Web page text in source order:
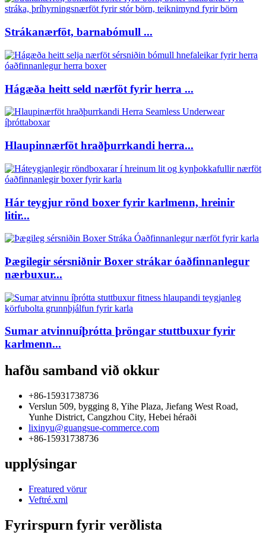
Strákanærföt, barnabómull ...
Hágæða heitt seld nærföt fyrir herra ...
Hlaupinnærföt hraðþurrkandi herra...
Hár teygjur rönd boxer fyrir karlmenn, hreinir
litir...
Þægilegir sérsniðnir Boxer strákar óaðfinnanlegur
nærbuxur...
Sumar atvinnuíþrótta þröngar stuttbuxur fyrir
karlmenn...
hafðu samband við okkur
+86-15931738736
Verslun 509, bygging 8, Yihe Plaza, Jiefang West Road,
Yunhe District, Cangzhou City, Hebei héraði
lixinyu@guangsue-commerce.com
+86-15931738736
upplýsingar
Freatured vörur
Veftré.xml
Fyrirspurn fyrir verðlista